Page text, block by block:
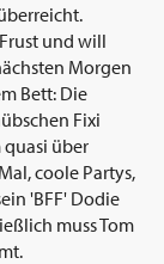
und will
Morgen
Bett: Die
Fixi
quasi über
coole Partys,
'BFF' Dodie
muss Tom